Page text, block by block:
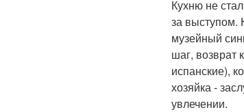
Кухню не
за выступом.
музейный
шаг, возврат
испанские),
хозяйка -
увлечении.